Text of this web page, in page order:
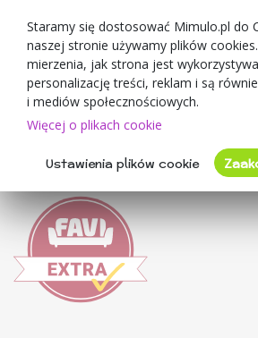
O sprzedawcy
Mimulo.pl
Regulamin sklepu
Ochrona danych osobowych GDPR
Kontakty
Oceny klientów
Staramy się dostosować Mimulo.pl do
naszej stronie używamy plików cookies.
mierzenia, jak strona jest
personalizację treści, reklam i są
i mediów społecznościowych.
Więcej o plikach cookie
Ustawienia plików cookie